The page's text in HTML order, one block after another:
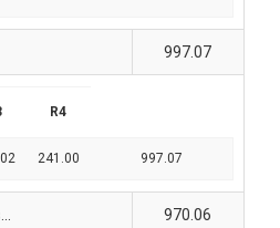
997.07
R4
241.00 997.07
970.06